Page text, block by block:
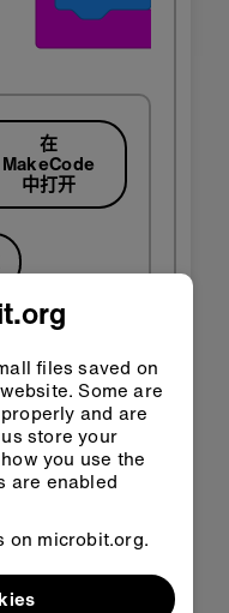
在
MakeCode
中打开
，或者绘制你自己
files saved on
Some are
and are
store your
you use the
are enabled
on microbit.org.